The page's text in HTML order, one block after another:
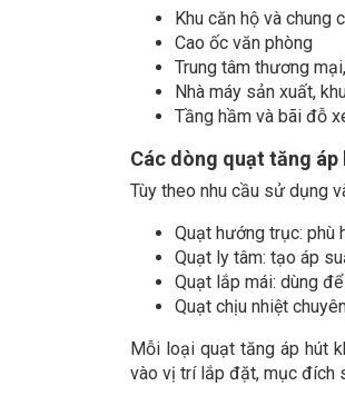
Khu căn hộ và chung
Cao ốc văn phòng
Trung tâm thương
Nhà máy sản xuất,
Tầng hầm và bãi đỗ
Các dòng quạt tăng áp
Tùy theo nhu cầu sử dụng
Quạt hướng trục: phù
Quạt ly tâm: tạo áp
Quạt lắp mái: dùng
Quạt chịu nhiệt
Mỗi loại quạt tăng áp hút
vào vị trí lắp đặt, mục đích